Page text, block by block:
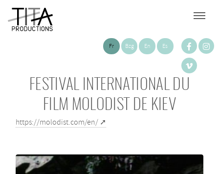
Fr Bzg En Es
FESTIVAL INTERNATIONAL DU
FILM MOLODIST DE KIEV
https://molodist.com/en/